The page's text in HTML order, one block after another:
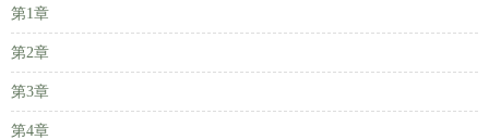
第1章
第2章
第3章
第4章